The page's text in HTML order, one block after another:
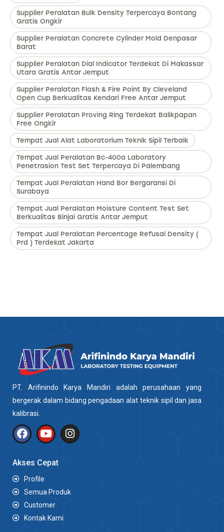
Supplier Peralatan Bulk Density Terpercaya Bontang
Gratis Ongkir
Supplier Peralatan Concrete Cylinder Mold Denpasar
Barat
Supplier Peralatan Dial Indicator Terdekat Di Makassar
Utara Gratis Antar Jemput
Supplier Peralatan Flash & Fire Point By Cleveland
Open Cup Berkualitas Kendari Free Antar Jemput
Supplier Peralatan Proving Ring Terdekat Balikpapan
Free Ongkir
Tempat Jual Alat Laboratorium Teknik Sipil Terbaik
Tempat Jual Peralatan Bc-400a Laboratory
Penetrasion Test Set Terpercaya Di Palembang
Tempat Jual Peralatan Hand Bor Bergaransi Di
Surabaya
Tempat Jual Peralatan Moisture Content Test Set
Berkualitas Binjai Gratis Antar Jemput
Tempat Jual Peralatan Percentage Refusal Density (
Prd ) Terdekat Jakarta
PT. Arifinindo Karya Mandiri adalah perusahaan yang
bergerak dalam bidang pengadaan alat teknik sipil dan jasa
kalibrasi.
Akses Cepat
Profile
Semua Produk
Customer
Kontak Kami